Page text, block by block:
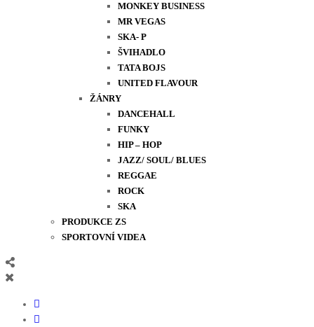
MONKEY BUSINESS
MR VEGAS
SKA- P
ŠVIHADLO
TATA BOJS
UNITED FLAVOUR
ŽÁNRY
DANCEHALL
FUNKY
HIP – HOP
JAZZ/ SOUL/ BLUES
REGGAE
ROCK
SKA
PRODUKCE ZS
SPORTOVNÍ VIDEA